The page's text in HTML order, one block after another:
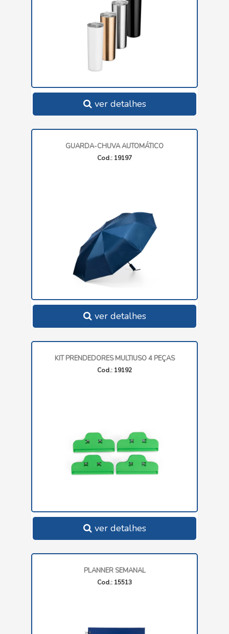
ver detalhes
GUARDA-CHUVA AUTOMÁTICO
Cod.: 19197
ver detalhes
KIT PRENDEDORES MULTIUSO 4 PEÇAS
Cod.: 19192
ver detalhes
PLANNER SEMANAL
Cod.: 15513